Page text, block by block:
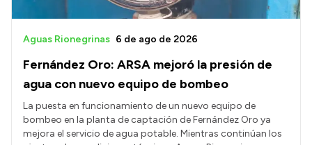
Fernández Oro: ARSA mejoró la presión de
agua con nuevo equipo de bombeo
Aguas Rionegrinas 6 de ago de 2026
La puesta en funcionamiento de un nuevo equipo de
bombeo en la planta de captación de Fernández Oro ya
mejora el servicio de agua potable. Mientras continúan los